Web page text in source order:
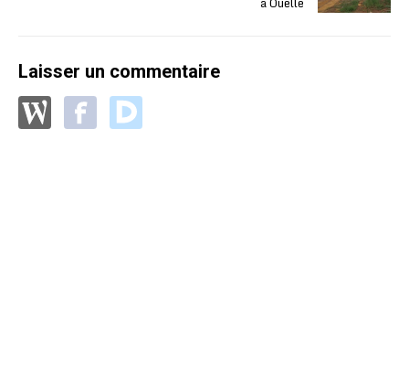
Laisser un commentaire